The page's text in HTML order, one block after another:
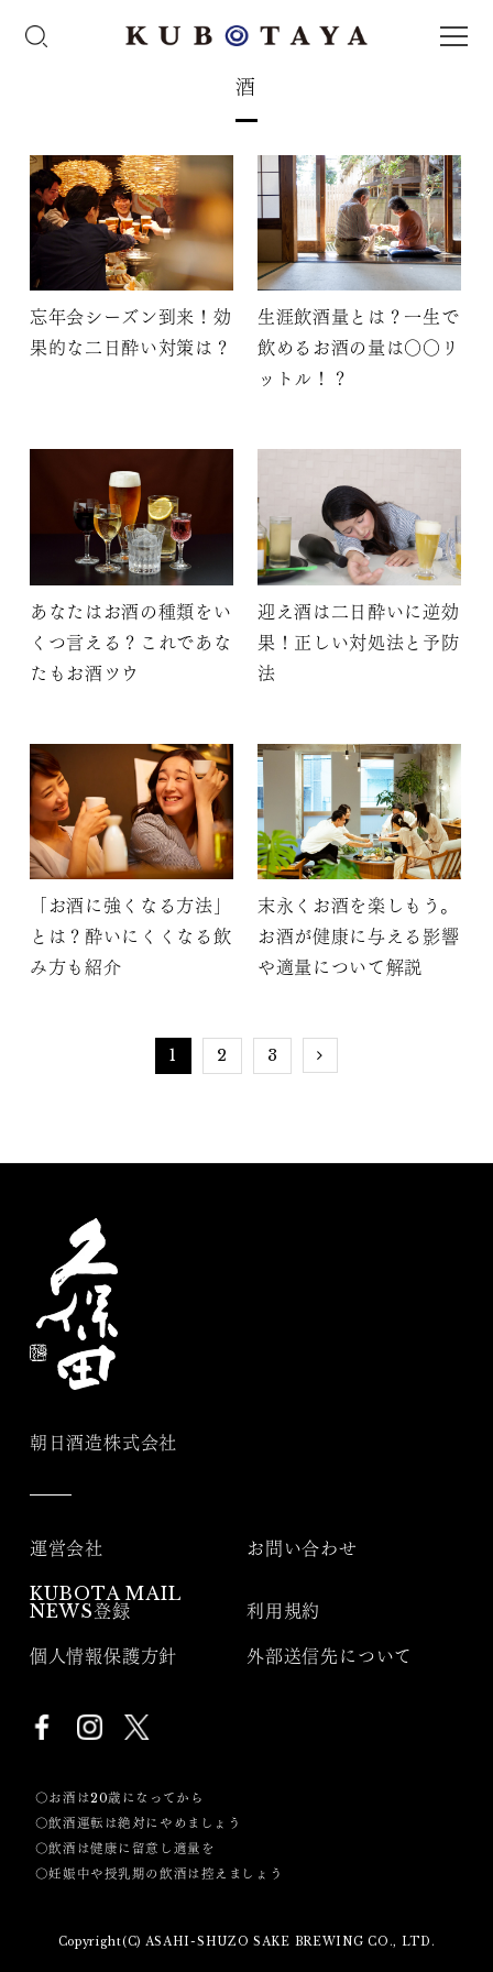
酒
忘年会シーズン到来！効
果的な二日酔い対策は？
生涯飲酒量とは？一生で
飲めるお酒の量は〇〇リ
ットル！？
あなたはお酒の種類をい
くつ言える？これであな
たもお酒ツウ
迎え酒は二日酔いに逆効
果！正しい対処法と予防
法
「お酒に強くなる方法」
とは？酔いにくくなる飲
み方も紹介
末永くお酒を楽しもう。
お酒が健康に与える影響
や適量について解説
1 2 3
朝日酒造株式会社
運営会社 お問い合わせ
KUBOTA MAIL
NEWS登録
利用規約
個人情報保護方針 外部送信先について
〇お酒は20歳になってから
〇飲酒運転は絶対にやめましょう
〇飲酒は健康に留意し適量を
〇妊娠中や授乳期の飲酒は控えましょう
Copyright(C) ASAHI-SHUZO SAKE BREWING CO., LTD.